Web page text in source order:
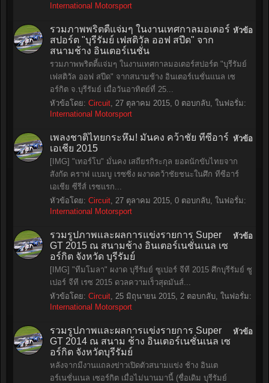
International Motorsport
หัวข้อ
รวมภาพพริตตี้แจ่มๆ ในงานเทศกาลมอเตอร์
สปอร์ต "บุรีรัมย์ เฟสติวัล ออฟ สปีด" จาก
สนามช้าง อินเตอร์เนชั่น
รวมภาพพริตตี้แจ่มๆ ในงานเทศกาลมอเตอร์สปอร์ต "บุรีรัมย์
เฟสติวัล ออฟ สปีด" จากสนามช้าง อินเตอร์เนชั่นแนล เซ
อร์กิต จ.บุรีรัมย์ เมื่อวันอาทิตย์ที่ 25...
หัวข้อโดย: Circuit, 27 ตุลาคม 2015, 0 ตอบกลับ, ในฟอรั่ม:
International Motorsport
หัวข้อ
เพลงชาติไทยกระหึ่ม! มั่นคง คว้าชัย ทีซีอาร์
เอเชีย 2015
[IMG] "เทอร์โบ" มั่นคง เสถียรกิระกุล ยอดนักขับไทยจาก
สังกัด คราฟ แบมบู เรซซิ่ง ผงาดคว้าชัยชนะในศึก ทีซีอาร์
เอเชีย ซีรีส์ เรซแรก...
หัวข้อโดย: Circuit, 27 ตุลาคม 2015, 0 ตอบกลับ, ในฟอรั่ม:
International Motorsport
หัวข้อ
รวมรูปภาพและผลการแข่งรายการ Super
GT 2015 ณ สนามช้าง อินเตอร์เนชั่นเนล เซ
อร์กิต จังหวัด บุรีรัมย์
[IMG] "ทีมโมลา" ผงาด บุรีรัมย์ ซูเปอร์ จีที 2015 ศึกบุรีรัมย์ ซู
เปอร์ จีที เรซ 2015 ดวลความเร็วสุดมันส์...
หัวข้อโดย: Circuit, 25 มิถุนายน 2015, 2 ตอบกลับ, ในฟอรั่ม:
International Motorsport
หัวข้อ
รวมรูปภาพและผลการแข่งรายการ Super
GT 2014 ณ สนาม ช้าง อินเตอร์เนชั่นเนล เซ
อร์กิต จังหวัดบุรีรัมย์
หลังจากมีงานแถลงข่าวเปิดตัวสนามแข่ง ช้าง อินเต
อร์เนชั่นเนล เซอร์กิต เมื่อไม่นานมานี้ (ชื่อเดิม บุรีรัมย์